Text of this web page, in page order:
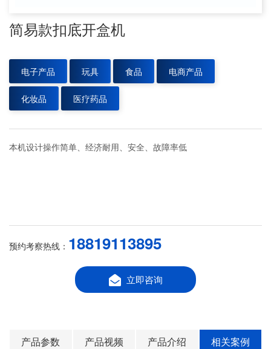
简易款扣底开盒机
电子产品 玩具 食品 电商产品
化妆品 医疗药品
本机设计操作简单、经济耐用、安全、故障率低
预约考察热线： 18819113895
立即咨询
产品参数 产品视频 产品介绍 相关案例